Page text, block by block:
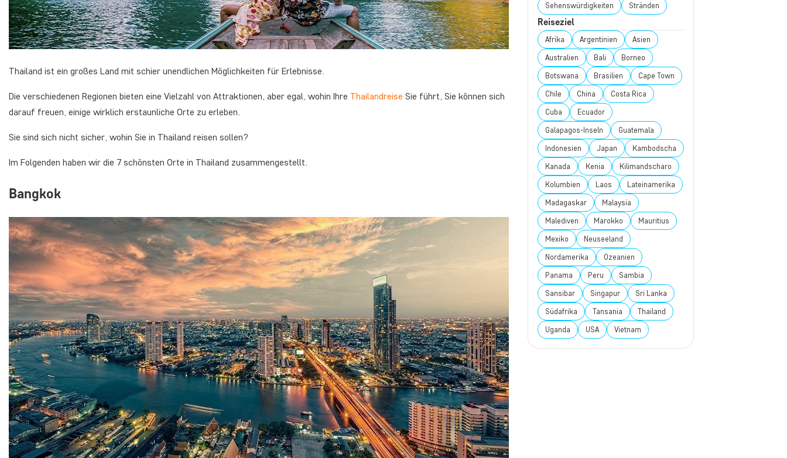
Thailand ist ein großes Land mit schier unendlichen Möglichkeiten für Erlebnisse.
Die verschiedenen Regionen bieten eine Vielzahl von Attraktionen, aber egal, wohin Ihre Thailandreise Sie führt, Sie können sich
darauf freuen, einige wirklich erstaunliche Orte zu erleben.
Sie sind sich nicht sicher, wohin Sie in Thailand reisen sollen?
Im Folgenden haben wir die 7 schönsten Orte in Thailand zusammengestellt.
Bangkok
Sehenswürdigkeiten Stränden
Reiseziel
Afrika Argentinien Asien
Australien Bali Borneo
Botswana Brasilien Cape Town
Chile China Costa Rica
Cuba Ecuador
Galapagos-Inseln Guatemala
Indonesien Japan Kambodscha
Kanada Kenia Kilimandscharo
Kolumbien Laos Lateinamerika
Madagaskar Malaysia
Malediven Marokko Mauritius
Mexiko Neuseeland
Nordamerika Ozeanien
Panama Peru Sambia
Sansibar Singapur Sri Lanka
Südafrika Tansania Thailand
Uganda USA Vietnam